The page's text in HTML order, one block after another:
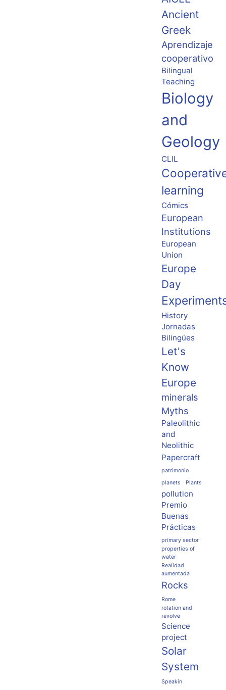
Ancient
Greek
Aprendizaje
cooperativo
Bilingual
Teaching
Biology
and
Geology
CLIL
learning
Cómics
European
Institutions
European
Union
Europe
Day
History
Jornadas
Bilingües
Let's
Know
Europe
minerals
Myths
Paleolithic
and
Neolithic
Papercraft
patrimonio
planets
Plants
pollution
Premio
Buenas
Prácticas
primary sector
properties of
water
Realidad
aumentada
Rocks
Rome
rotation and
revolve
Science
project
Solar
System
Speakin